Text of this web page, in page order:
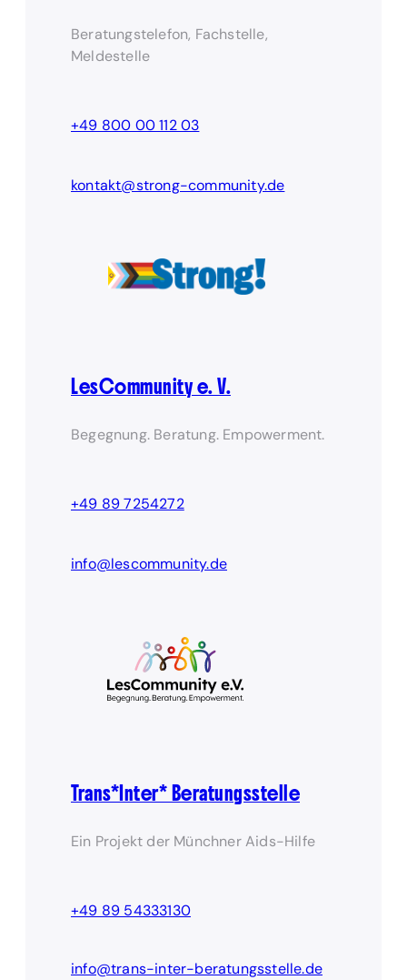
Beratungstelefon, Fachstelle,
Meldestelle
+49 800 00 112 03
kontakt@strong-community.de
LesCommunity e. V.
Begegnung. Beratung. Empowerment.
+49 89 7254272
info@lescommunity.de
Trans*Inter* Beratungsstelle
Ein Projekt der Münchner Aids-Hilfe
+49 89 54333130
info@trans-inter-beratungsstelle.de